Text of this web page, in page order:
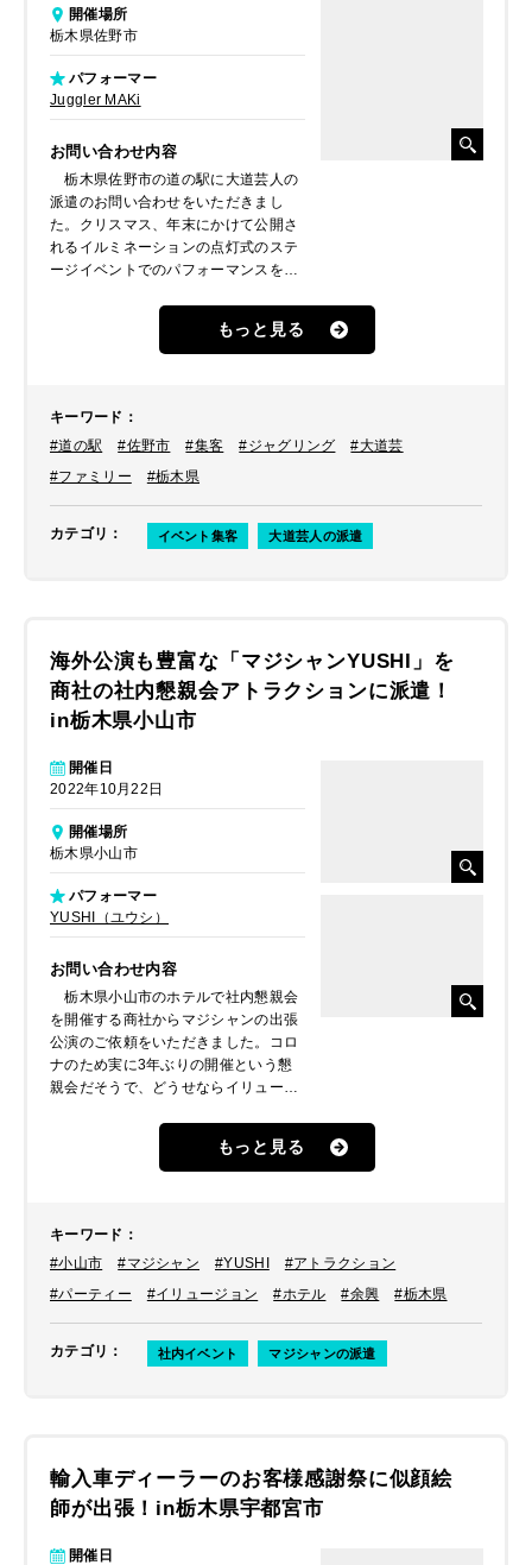
開催場所
栃木県佐野市
パフォーマー
​Juggler MAKi
お問い合わせ内容
栃木県佐野市の道の駅に大道芸人の
派遣のお問い合わせをいただきまし
た。クリスマス、年末にかけて公開さ
れるイルミネーションの点灯式のステ
ージイベントでのパフォーマンスをと
年恒例で、今回は3連休の中日という
こともあって大勢のご来客が見込ま
もっと見る
キーワード ：
#道の駅
#佐野市 #集客 #ジャグリング
#大道芸
#ファミリー
#栃木県
カテゴリ ： イベント集客 大道芸人の派遣
海外公演も豊富な「マジシャンYUSHI」を
商社の社内懇親会アトラクションに派遣！
in栃木県小山市
開催日
2022年10月22日
開催場所
栃木県小山市
パフォーマー
YUSHI（ユウシ）
お問い合わせ内容
栃木県小山市のホテルで社内懇親会
を開催する商社からマジシャンの出張
公演のご依頼をいただきました。コロ
ナのため実に3年ぶりの開催という懇
親会だそうで、どうせならイリュージ
げてほしいとのことでした。そこで、
をご紹介。国内でもトップク
もっと見る
キーワード ：
#小山市
#マジシャン #YUSHI
#アトラクション
#パーティー
#イリュージョン #ホテル #余興 #栃木県
カテゴリ ： 社内イベント マジシャンの派遣
輸入車ディーラーのお客様感謝祭に似顔絵
師が出張！in栃木県宇都宮市
開催日